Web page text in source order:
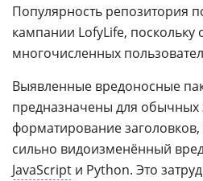
Популярность репозитория
кампании LofyLife, поскольку
многочисленных
Выявленные вредоносные
предназначены для обычных
форматирование
сильно видоизменённый
JavaScript и Python. Это